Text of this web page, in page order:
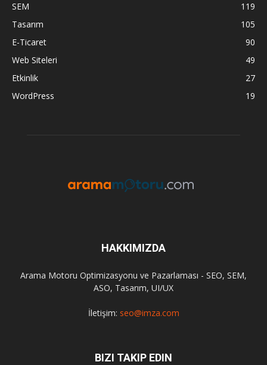
SEM
119
Tasarım
105
E-Ticaret
90
Web Siteleri
49
Etkinlik
27
WordPress
19
HAKKIMIZDA
Arama Motoru Optimizasyonu ve Pazarlaması - SEO, SEM,
ASO, Tasarım, UI/UX
İletişim: seo@imza.com
BIZI TAKIP EDIN